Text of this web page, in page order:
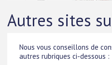
Autres sites
Nous vous conseillons de
autres rubriques ci-dessous :